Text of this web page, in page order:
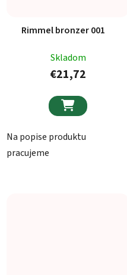
Rimmel bronzer 001
Skladom
€21,72

Na popise produktu
pracujeme